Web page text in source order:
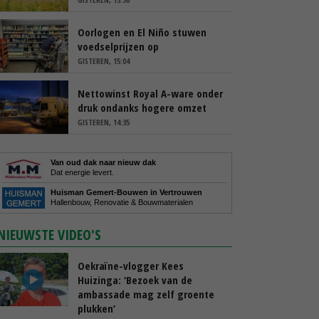
Oorlogen en El Niño stuwen
voedselprijzen op
GISTEREN, 15:04
Nettowinst Royal A-ware onder
druk ondanks hogere omzet
GISTEREN, 14:35
Van oud dak naar nieuw dak
Dat energie levert.
Huisman Gemert-Bouwen in Vertrouwen
Hallenbouw, Renovatie & Bouwmaterialen
VIDEO'S
Oekraïne-vlogger Kees
Huizinga: ‘Bezoek van de
ambassade mag zelf groente
plukken’